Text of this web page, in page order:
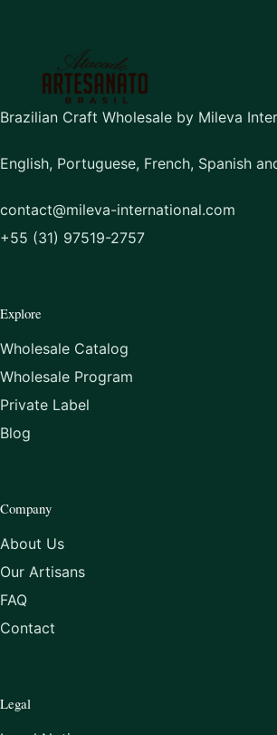
Brazilian Craft Wholesale by Mileva
English, Portuguese, French, Spanish
contact@mileva-international.com
+55 (31) 97519-2757
Explore
Wholesale Catalog
Wholesale Program
Private Label
Blog
Company
About Us
Our Artisans
FAQ
Contact
Legal